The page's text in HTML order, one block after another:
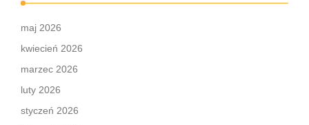
maj 2026
kwiecień 2026
marzec 2026
luty 2026
styczeń 2026